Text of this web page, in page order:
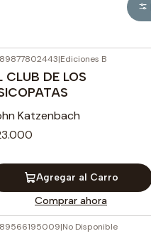
|Ediciones B
CLUB DE LOS
Katzenbach
Agregar al Carro
Comprar ahora
|No Disponible